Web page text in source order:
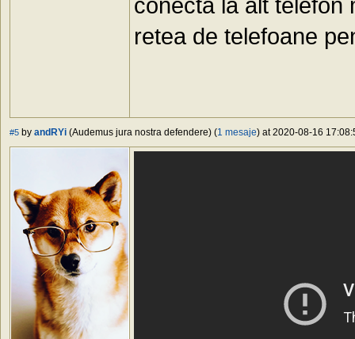
conecta la alt telefon
retea de telefoane
#5 by andRYi (Audemus jura nostra defendere) (1 mesaje) at 2020-08-16